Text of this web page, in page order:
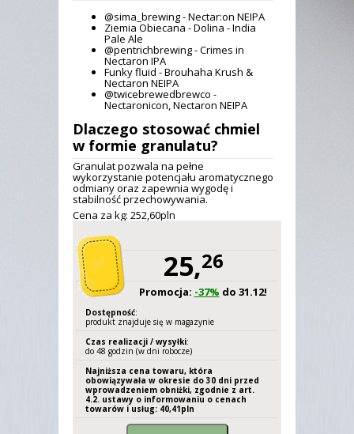
@sima_brewing - Nectar:on NEIPA
Ziemia Obiecana - Dolina - India
Pale Ale
@pentrichbrewing - Crimes in
Nectaron IPA
Funky fluid - Brouhaha Krush &
Nectaron NEIPA
@twicebrewedbrewco -
Nectaronicon, Nectaron NEIPA
Dlaczego stosować chmiel
w formie granulatu?
Granulat pozwala na pełne
wykorzystanie potencjału aromatycznego
odmiany oraz zapewnia wygodę i
stabilność przechowywania.
Cena za kg: 252,60pln
25,26
Promocja: -37% do 31.12!
Dostępność:
produkt znajduje się w magazynie
Czas realizacji / wysyłki:
do 48 godzin (w dni robocze)
Najniższa cena towaru, która
obowiązywała w okresie do 30 dni przed
wprowadzeniem obniżki, zgodnie z art.
4.2. ustawy o informowaniu o cenach
towarów i usług: 40,41pln